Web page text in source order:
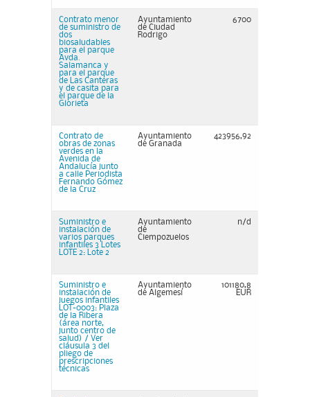
Contrato menor
de suministro de
dos
biosaludables
para el parque
Avda.
Salamanca y
para el parque
de Las Canteras
y de casita para
el parque de la
Glorieta
Ayuntamiento
de Ciudad
Rodrigo
6700
Contrato de
obras de zonas
verdes en la
Avenida de
Andalucía junto
a calle Periodista
Fernando Gómez
de la Cruz
Ayuntamiento
de Granada
423956,92
Suministro e
instalación de
varios parques
infantiles 3 Lotes
LOTE 2: Lote 2
Ayuntamiento
de
Ciempozuelos
n/d
Suministro e
instalación de
juegos infantiles
LOT-0003: Plaza
de la Ribera
(área norte,
junto centro de
salud) / Ver
cláusula 3 del
pliego de
prescripciones
técnicas
Ayuntamiento
de Algemesí
101180,8
EUR